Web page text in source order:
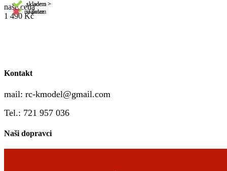
skladem
skladem >
5
skladem >
5
naše cena
1 490 Kčna dotaz
Kontakt
mail: rc-kmodel@gmail.com
Tel.: 721 957 036
Naši dopravci